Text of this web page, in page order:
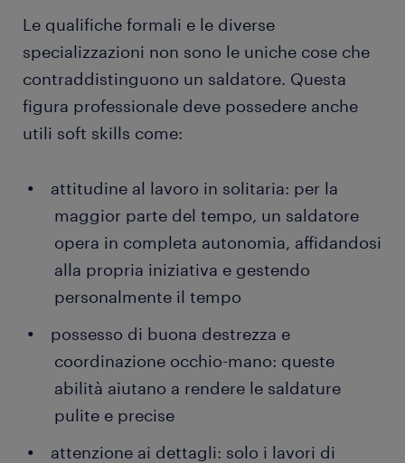
Le qualifiche formali e le diverse
specializzazioni non sono le uniche cose che
contraddistinguono un saldatore. Questa
figura professionale deve possedere anche
utili soft skills come:
attitudine al lavoro in solitaria: per la
maggior parte del tempo, un saldatore
opera in completa autonomia, affidandosi
alla propria iniziativa e gestendo
personalmente il tempo
possesso di buona destrezza e
coordinazione occhio-mano: queste
abilità aiutano a rendere le saldature
pulite e precise
attenzione ai dettagli: solo i lavori di